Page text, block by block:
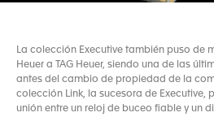
La colección Executive también puso de
Heuer a TAG Heuer, siendo una de las
antes del cambio de propiedad de la
colección Link, la sucesora de Executive,
unión entre un reloj de buceo fiable y un